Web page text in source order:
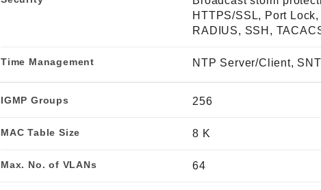
HTTPS/SSL, Port Lock,
RADIUS, SSH,
Time Management NTP Server/Client,
IGMP Groups 256
MAC Table Size 8 K
Max. No. of VLANs 64